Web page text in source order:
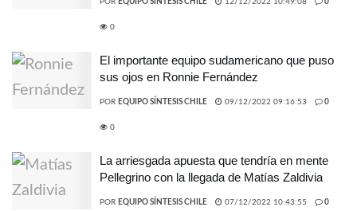
POR EQUIPO SÍNTESIS CHILE 12/12/2022 10:49:08 0
0
El importante equipo sudamericano que puso
sus ojos en Ronnie Fernández
POR EQUIPO SÍNTESIS CHILE 09/12/2022 09:16:53 0
0
La arriesgada apuesta que tendría en mente
Pellegrino con la llegada de Matías Zaldivia
POR EQUIPO SÍNTESIS CHILE 07/12/2022 10:43:55 0